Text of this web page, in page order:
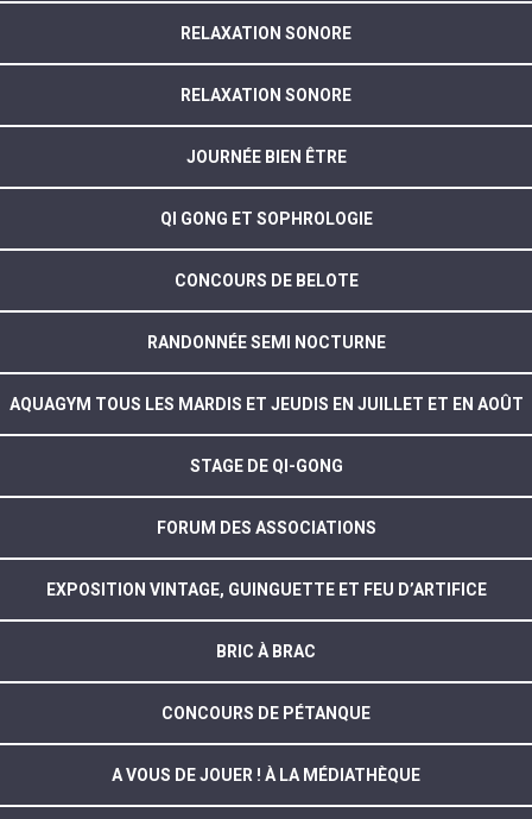
RELAXATION SONORE
RELAXATION SONORE
JOURNÉE BIEN ÊTRE
QI GONG ET SOPHROLOGIE
CONCOURS DE BELOTE
RANDONNÉE SEMI NOCTURNE
AQUAGYM TOUS LES MARDIS ET JEUDIS EN JUILLET ET EN AOÛT
STAGE DE QI-GONG
FORUM DES ASSOCIATIONS
EXPOSITION VINTAGE, GUINGUETTE ET FEU D’ARTIFICE
BRIC À BRAC
CONCOURS DE PÉTANQUE
A VOUS DE JOUER ! À LA MÉDIATHÈQUE